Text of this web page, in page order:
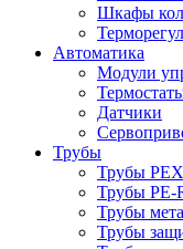
Шкафы
Автоматика
Модули
Датчики
Трубы
Трубы PEX
Трубы PE-
Трубы
Трубы